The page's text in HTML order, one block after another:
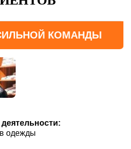
КОМАНДЫ
одежды